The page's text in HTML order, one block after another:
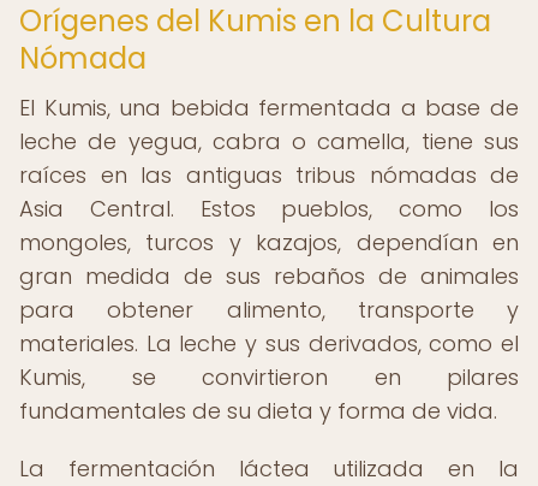
Orígenes del Kumis en la Cultura
Nómada
El Kumis, una bebida fermentada a base de
leche de yegua, cabra o camella, tiene sus
raíces en las antiguas tribus nómadas de
Asia Central. Estos pueblos, como los
mongoles, turcos y kazajos, dependían en
gran medida de sus rebaños de animales
para obtener alimento, transporte y
materiales. La leche y sus derivados, como el
Kumis, se convirtieron en pilares
fundamentales de su dieta y forma de vida.
La fermentación láctea utilizada en la